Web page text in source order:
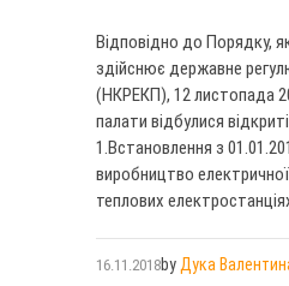
Відповідно до Порядку,
здійснює державне
(НКРЕКП), 12 листопада
палати відбулися
1.Встановлення з
виробництво електричної
теплових
16.11.2018by Дука